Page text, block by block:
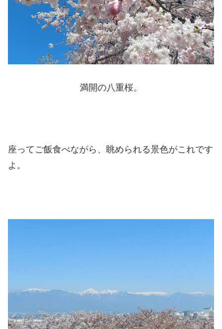
満開の八重桜。
座ってご飯食べながら、眺められる景色がこれです
よ。